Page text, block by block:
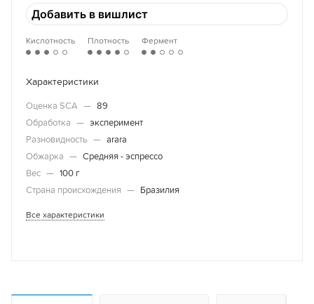
Добавить в вишлист
Кислотность Плотность Фермент
Характеристики
Оценка SCA — 89
Обработка — эксперимент
Разновидность — arara
Обжарка — Средняя - эспрессо
Вес — 100 г
Страна происхождения — Бразилия
Все характеристики